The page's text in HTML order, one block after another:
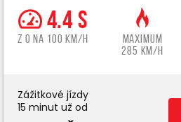
4.4 s
z 0 na 100 km/h
Maximum
285 km/h
Zážitkové jízdy
15 minut už od